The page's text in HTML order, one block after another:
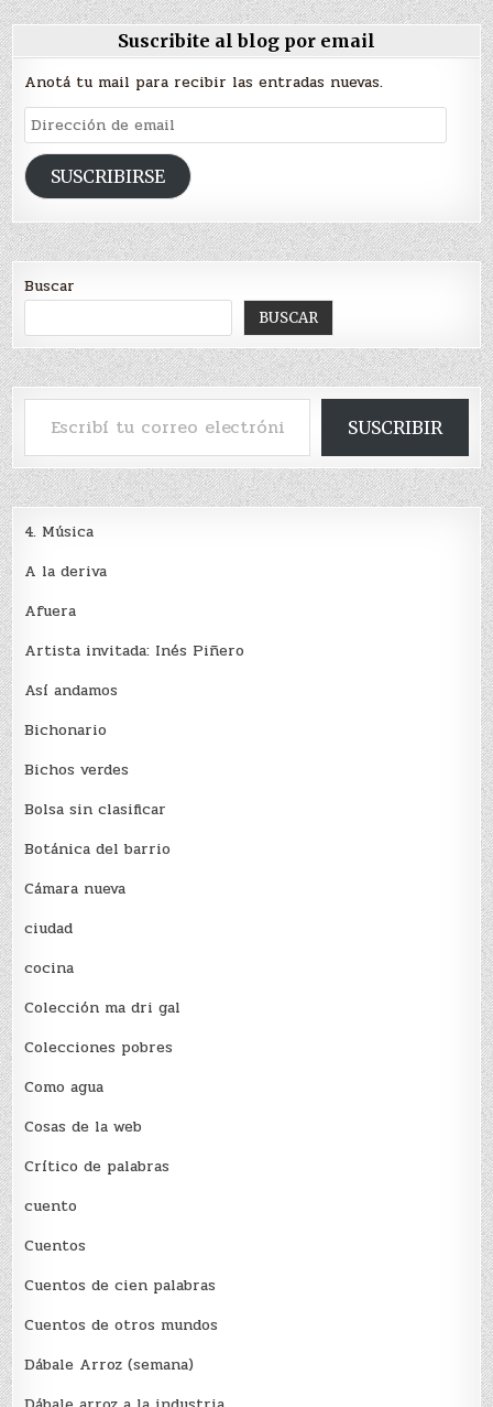
Suscribite al blog por email
Anotá tu mail para recibir las entradas nuevas.
Dirección
de
emailSUSCRIBIRSE
Buscar
BUSCAR
Escribí tu correo electrónico…
SUSCRIBIR
4. Música
A la deriva
Afuera
Artista invitada: Inés Piñero
Así andamos
Bichonario
Bichos verdes
Bolsa sin clasificar
Botánica del barrio
Cámara nueva
ciudad
cocina
Colección ma dri gal
Colecciones pobres
Como agua
Cosas de la web
Crítico de palabras
cuento
Cuentos
Cuentos de cien palabras
Cuentos de otros mundos
Dábale Arroz (semana)